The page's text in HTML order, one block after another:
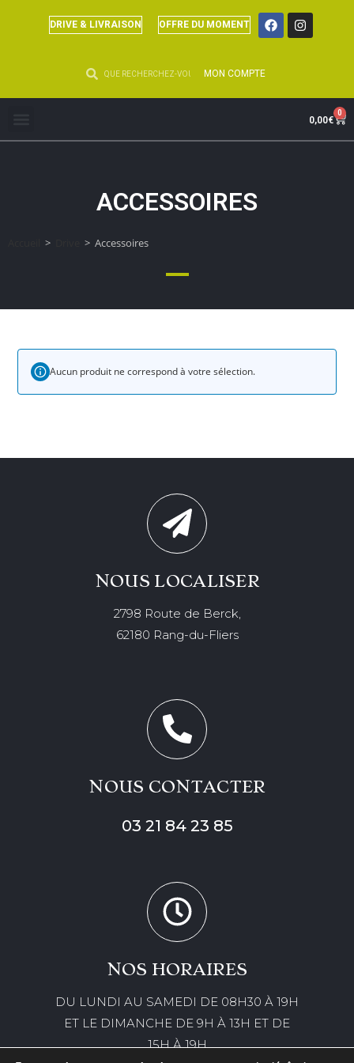
DRIVE & LIVRAISON OFFRE DU MOMENT
MON COMPTE
0,00€
0
ACCESSOIRES
> > Accessoires
Aucun produit ne correspond à votre sélection.
NOUS LOCALISER
2798 Route de Berck,
62180 Rang-du-Fliers
NOUS CONTACTER
03 21 84 23 85
NOS HORAIRES
DU LUNDI AU SAMEDI DE 08H30 À 19H
ET LE DIMANCHE DE 9H À 13H ET DE
15H À 19H